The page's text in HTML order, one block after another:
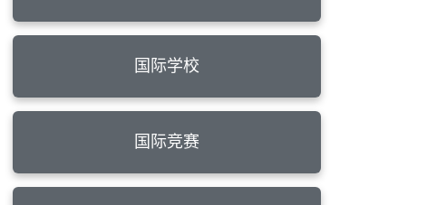
国际学校
国际竞赛